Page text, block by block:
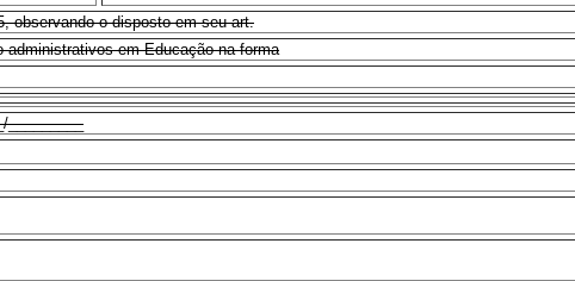
observando o disposto em seu art.
administrativos em Educação na forma
_________